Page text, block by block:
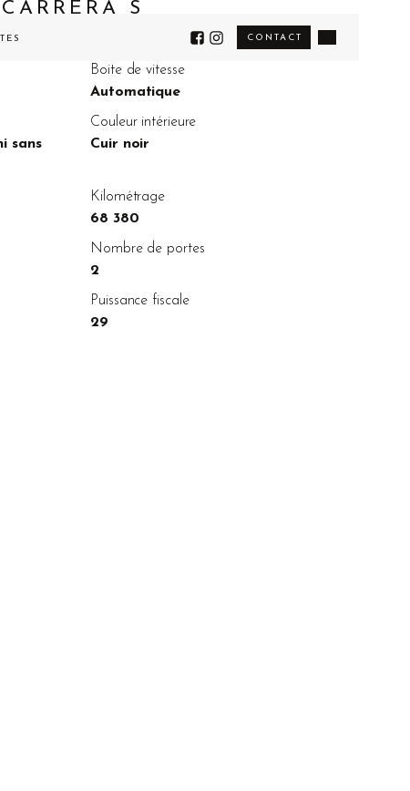
CONTACT
S
Boite de vitesse
Automatique
sans
Couleur intérieure
Cuir noir
Kilométrage
68 380
Nombre de portes
2
Puissance fiscale
29